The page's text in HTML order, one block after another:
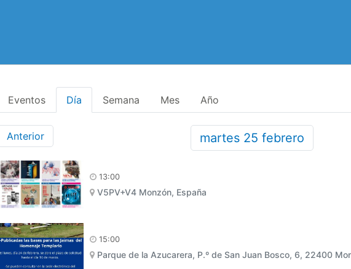
Eventos Día Semana Mes Año
Anterior martes 25febrero
13:00
V5PV+V4 Monzón, España
15:00
Parque de la Azucarera, P.º de San Juan Bosco, 6, 22400